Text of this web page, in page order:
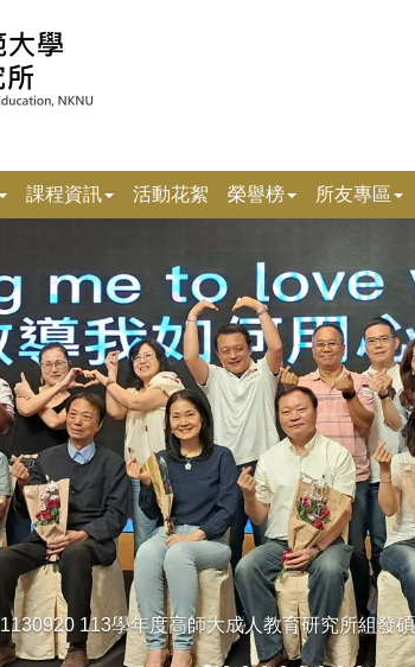
課程資訊 活動花絮 榮譽榜 所友專區
1130920 113學年度高師大成人教育研究所組發